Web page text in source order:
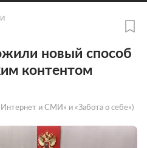
новый способ
контентом
и СМИ» и «Забота о себе»)